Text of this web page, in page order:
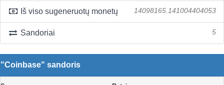
Iš viso sugeneruotų monetų 14098165.141004404053
Sandoriai 5
"Coinbase" sandoris